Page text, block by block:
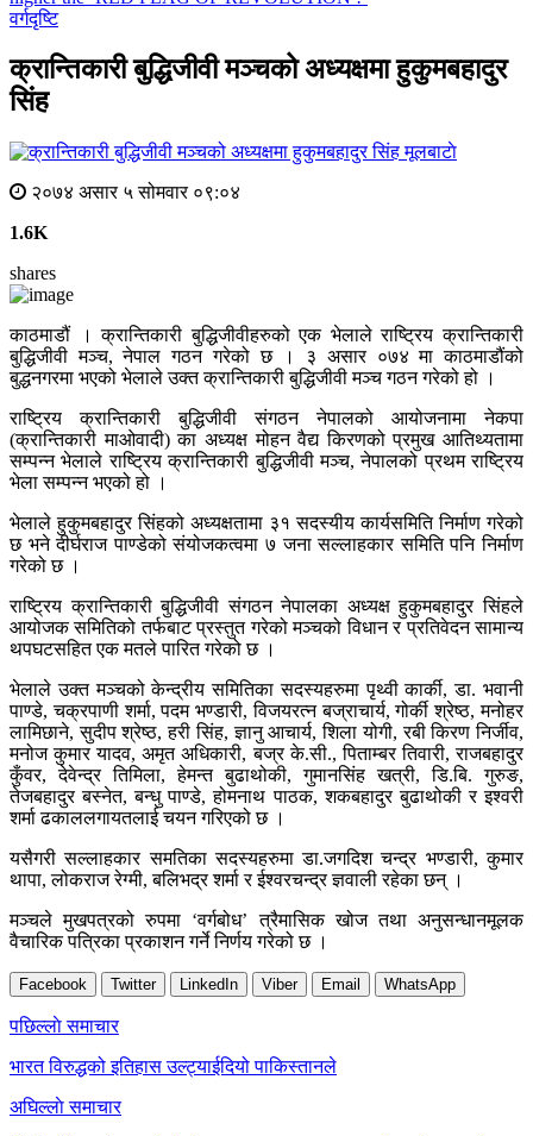
वर्गदृष्टि
क्रान्तिकारी बुद्धिजीवी मञ्चको अध्यक्षमा हुकुमबहादुर
सिंह
मूलबाटाे
२०७४ असार ५ सोमवार ०९:०४
1.6K
shares
काठमाडौं । क्रान्तिकारी बुद्धिजीवीहरुको एक भेलाले राष्ट्रिय क्रान्तिकारी
बुद्धिजीवी मञ्च, नेपाल गठन गरेको छ । ३ असार ०७४ मा काठमाडौंको
बुद्धनगरमा भएको भेलाले उक्त क्रान्तिकारी बुद्धिजीवी मञ्च गठन गरेको हो ।
राष्ट्रिय क्रान्तिकारी बुद्धिजीवी संगठन नेपालको आयोजनामा नेकपा
(क्रान्तिकारी माओवादी) का अध्यक्ष मोहन वैद्य किरणको प्रमुख आतिथ्यतामा
सम्पन्न भेलाले राष्ट्रिय क्रान्तिकारी बुद्धिजीवी मञ्च, नेपालको प्रथम राष्ट्रिय
भेला सम्पन्न भएको हो ।
भेलाले हुकुमबहादुर सिंहको अध्यक्षतामा ३१ सदस्यीय कार्यसमिति निर्माण गरेको
छ भने दीर्घराज पाण्डेको संयोजकत्वमा ७ जना सल्लाहकार समिति पनि निर्माण
गरेको छ ।
राष्ट्रिय क्रान्तिकारी बुद्धिजीवी संगठन नेपालका अध्यक्ष हुकुमबहादुर सिंहले
आयोजक समितिको तर्फबाट प्रस्तुत गरेको मञ्चको विधान र प्रतिवेदन सामान्य
थपघटसहित एक मतले पारित गरेको छ ।
भेलाले उक्त मञ्चको केन्द्रीय समितिका सदस्यहरुमा पृथ्वी कार्की, डा. भवानी
पाण्डे, चक्रपाणी शर्मा, पदम भण्डारी, विजयरत्न बज्राचार्य, गोर्की श्रेष्ठ, मनोहर
लामिछाने, सुदीप श्रेष्ठ, हरी सिंह, ज्ञानु आचार्य, शिला योगी, रबी किरण निर्जीव,
मनोज कुमार यादव, अमृत अधिकारी, बज्र के.सी., पिताम्बर तिवारी, राजबहादुर
कुँवर, देवेन्द्र तिमिला, हेमन्त बुढाथोकी, गुमानसिंह खत्री, डि.बि. गुरुङ,
तेजबहादुर बस्नेत, बन्धु पाण्डे, होमनाथ पाठक, शकबहादुर बुढाथोकी र इश्वरी
शर्मा ढकाललगायतलाई चयन गरिएको छ ।
यसैगरी सल्लाहकार समतिका सदस्यहरुमा डा.जगदिश चन्द्र भण्डारी, कुमार
थापा, लोकराज रेग्मी, बलिभद्र शर्मा र ईश्वरचन्द्र ज्ञवाली रहेका छन् ।
मञ्चले मुखपत्रको रुपमा ‘वर्गबोध’ त्रैमासिक खोज तथा अनुसन्धानमूलक
वैचारिक पत्रिका प्रकाशन गर्ने निर्णय गरेको छ ।
Facebook Twitter LinkedIn Viber Email WhatsApp
Post
navigation
पछिल्लाे समाचार
भारत विरुद्धको इतिहास उल्ट्याईदियो पाकिस्तानले
अघिल्लाे समाचार